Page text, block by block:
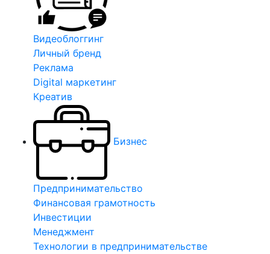
Видеоблоггинг
Личный бренд
Реклама
Digital маркетинг
Креатив
Бизнес
Предпринимательство
Финансовая грамотность
Инвестиции
Менеджмент
Технологии в предпринимательстве